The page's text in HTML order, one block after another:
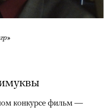
конкурсе фильм —